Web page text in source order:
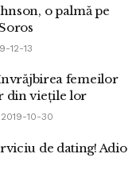
o palmă pe
12-13
femeilor
din viețile lor
10-30
de dating! Adio